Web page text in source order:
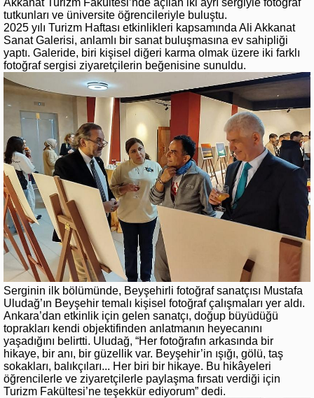
Akkanat Turizm Fakültesi’nde açılan iki ayrı sergiyle fotoğraf
tutkunları ve üniversite öğrencileriyle buluştu.
2025 yılı Turizm Haftası etkinlikleri kapsamında Ali Akkanat
Sanat Galerisi, anlamlı bir sanat buluşmasına ev sahipliği
yaptı. Galeride, biri kişisel diğeri karma olmak üzere iki farklı
fotoğraf sergisi ziyaretçilerin beğenisine sunuldu.
Serginin ilk bölümünde, Beyşehirli fotoğraf sanatçısı Mustafa
Uludağ’ın Beyşehir temalı kişisel fotoğraf çalışmaları yer aldı.
Ankara’dan etkinlik için gelen sanatçı, doğup büyüdüğü
toprakları kendi objektifinden anlatmanın heyecanını
yaşadığını belirtti. Uludağ, “Her fotoğrafın arkasında bir
hikaye, bir anı, bir güzellik var. Beyşehir’in ışığı, gölü, taş
sokakları, balıkçıları... Her biri bir hikaye. Bu hikâyeleri
öğrencilerle ve ziyaretçilerle paylaşma fırsatı verdiği için
Turizm Fakültesi’ne teşekkür ediyorum” dedi.